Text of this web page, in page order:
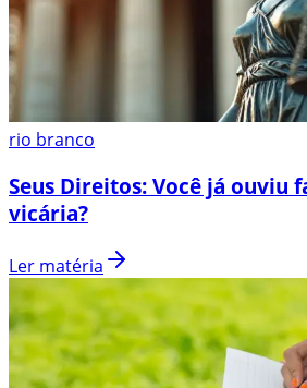
rio branco
Seus Direitos: Você já ouviu
vicária?
Ler matéria